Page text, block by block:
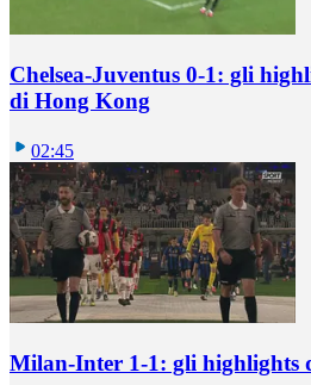
Chelsea-Juventus 0-1: gli
di Hong Kong
02:45
Milan-Inter 1-1: gli highlights